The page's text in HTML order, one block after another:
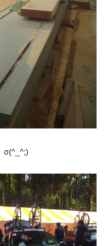
σ(^_^;)